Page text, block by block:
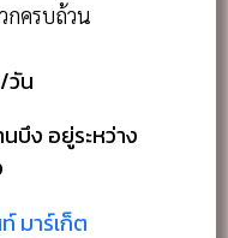
กครบถ้วน
วัน
บึง อยู่ระหว่าง
มาร์เก็ต